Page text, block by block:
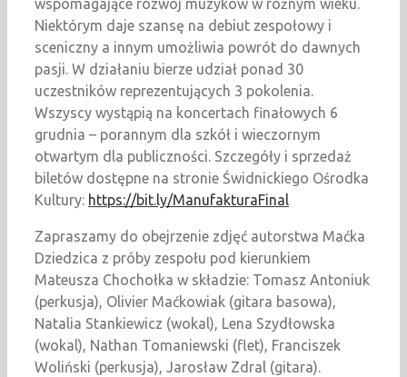
wspomagające rozwój muzyków w różnym wieku.
Niektórym daje szansę na debiut zespołowy i
sceniczny a innym umożliwia powrót do dawnych
pasji. W działaniu bierze udział ponad 30
uczestników reprezentujących 3 pokolenia.
Wszyscy wystąpią na koncertach finałowych 6
grudnia – porannym dla szkół i wieczornym
otwartym dla publiczności. Szczegóły i sprzedaż
biletów dostępne na stronie Świdnickiego Ośrodka
Kultury: https://bit.ly/ManufakturaFinal
Zapraszamy do obejrzenie zdjęć autorstwa Maćka
Dziedzica z próby zespołu pod kierunkiem
Mateusza Chochołka w składzie: Tomasz Antoniuk
(perkusja), Olivier Maćkowiak (gitara basowa),
Natalia Stankiewicz (wokal), Lena Szydłowska
(wokal), Nathan Tomaniewski (flet), Franciszek
Woliński (perkusja), Jarosław Zdral (gitara).